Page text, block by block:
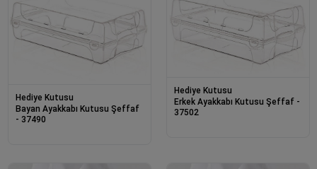
Hediye Kutusu
Bayan Ayakkabı Kutusu Şeffaf
- 37490
Hediye Kutusu
Erkek Ayakkabı Kutusu Şeffaf -
37502